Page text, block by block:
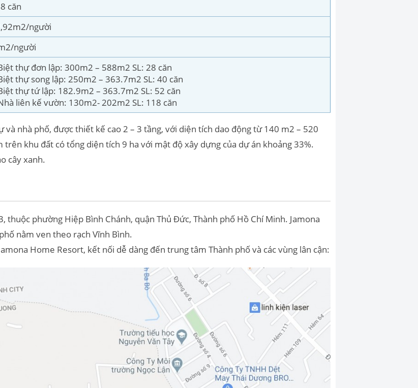
căn
người
người
thự đơn lập: 300m2 – 588m2 SL: 28 căn
thự song lập: 250m2 – 363.7m2 SL: 40 căn
thự tứ lập: 182.9m2 – 363.7m2 SL: 52 căn
liên kế vườn: 130m2- 202m2 SL: 118 căn
và nhà phố, được thiết kế cao 2 – 3 tầng, với diện tích dao động từ 140 m2 – 520
trên khu đất có tổng diện tích 9 ha với mật độ xây dựng của dự án khoảng 33%.
cây xanh.
thuộc phường Hiệp Bình Chánh, quận Thủ Đức, Thành phố Hồ Chí Minh. Jamona
nằm ven theo rạch Vĩnh Bình.
Home Resort, kết nối dễ dàng đến trung tâm Thành phố và các vùng lân cận: